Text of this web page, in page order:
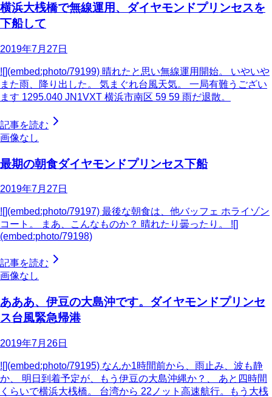
横浜大桟橋で無線運用、ダイヤモンドプリンセスを
下船して
2019年7月27日
![](embed:photo/79199) 晴れたと思い無線運用開始。 いやいや
また雨、降り出した。 気まぐれ台風天気。 一局有難うござい
ます 1295.040 JN1VXT 横浜市南区 59 59 雨だ退散。
記事を読む
画像なし
最期の朝食ダイヤモンドプリンセス下船
2019年7月27日
![](embed:photo/79197) 最後な朝食は、他バッフェ ホライゾン
コート。 まあ、こんなものか？ 晴れたり曇ったり。 ![]
(embed:photo/79198)
記事を読む
画像なし
あああ、伊豆の大島沖です。ダイヤモンドプリンセ
ス台風緊急帰港
2019年7月26日
![](embed:photo/79195) なんか1時間前から、雨止み、波も静
か、 明日到着予定が、もう伊豆の大島沖縄か？、 あと四時間
くらいで横浜大桟橋。 台湾から 22ノット高速航行。もう大桟